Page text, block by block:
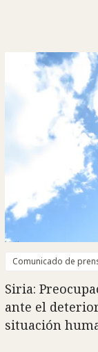
Comunicado de
Siria:
ante el
situación